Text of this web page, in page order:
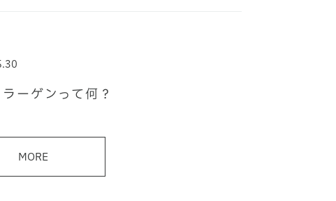
ーゲンって何？
MORE